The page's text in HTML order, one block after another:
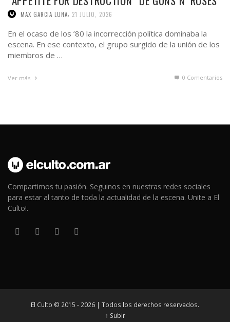
MAX GARCIA LUNA 21 JULIO, 2026
En el ocaso de los ’80 la incorrección política dominaba la
escena. En ese contexto, el grupo surgido de la unión de los
miembros de …
Ver más 0 Comentarios
Compartimos tu pasión. Seguinos en nuestras redes sociales
para estar al tanto de toda la actualidad de la escena. Unite a El
Culto!.
El Culto © 2015 - 2026 | Todos los derechos reservados.
↑ Subir